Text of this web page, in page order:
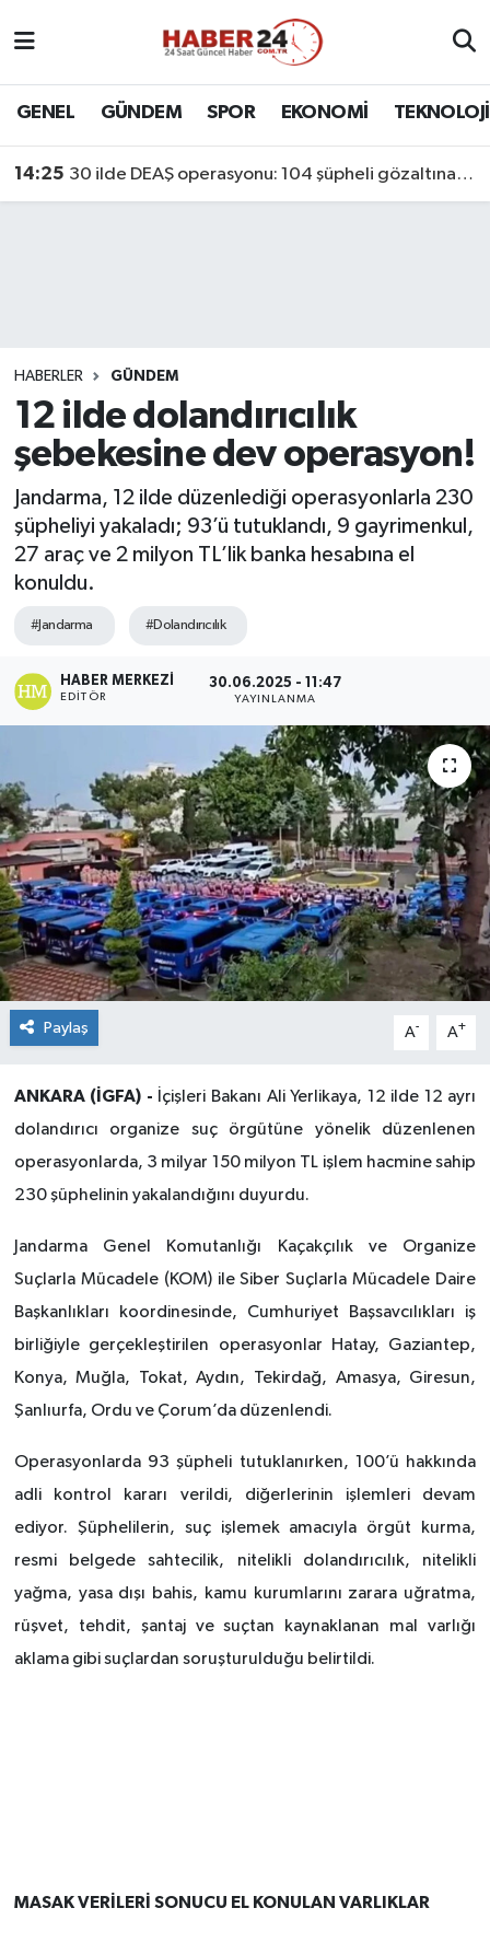
GENEL GÜNDEM SPOR EKONOMİ TEKNOLOJİ
14:25 30 ilde DEAŞ operasyonu: 104 şüpheli gözaltına alındı
HABERLER GÜNDEM
12 ilde dolandırıcılık
şebekesine dev operasyon!
Jandarma, 12 ilde düzenlediği operasyonlarla 230
şüpheliyi yakaladı; 93’ü tutuklandı, 9 gayrimenkul,
27 araç ve 2 milyon TL’lik banka hesabına el
konuldu.
#Jandarma #Dolandırıcılık
HABER MERKEZI
EDITÖR
30.06.2025 - 11:47
YAYINLANMA
Paylaş A- A+
ANKARA (İGFA) -
İçişleri Bakanı Ali Yerlikaya, 12 ilde 12 ayrı
dolandırıcı organize suç örgütüne yönelik düzenlenen
operasyonlarda, 3 milyar 150 milyon TL işlem hacmine sahip
230 şüphelinin yakalandığını duyurdu.
Jandarma Genel Komutanlığı Kaçakçılık ve Organize
Suçlarla Mücadele (KOM) ile Siber Suçlarla Mücadele Daire
Başkanlıkları koordinesinde, Cumhuriyet Başsavcılıkları iş
birliğiyle gerçekleştirilen operasyonlar Hatay, Gaziantep,
Konya, Muğla, Tokat, Aydın, Tekirdağ, Amasya, Giresun,
Şanlıurfa, Ordu ve Çorum’da düzenlendi.
Operasyonlarda 93 şüpheli tutuklanırken, 100’ü hakkında
adli kontrol kararı verildi, diğerlerinin işlemleri devam
ediyor. Şüphelilerin, suç işlemek amacıyla örgüt kurma,
resmi belgede sahtecilik, nitelikli dolandırıcılık, nitelikli
yağma, yasa dışı bahis, kamu kurumlarını zarara uğratma,
rüşvet, tehdit, şantaj ve suçtan kaynaklanan mal varlığı
aklama gibi suçlardan soruşturulduğu belirtildi.
MASAK VERİLERİ SONUCU EL KONULAN VARLIKLAR
Nöbetçi Eczaneler
Son Dakika Haberleri